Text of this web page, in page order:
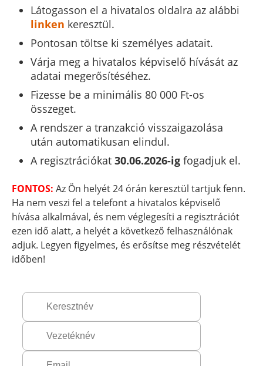
Látogasson el a hivatalos oldalra az alábbi
linken keresztül.
Pontosan töltse ki személyes adatait.
Várja meg a hivatalos képviselő hívását az
adatai megerősítéséhez.
Fizesse be a minimális 80 000 Ft-os
összeget.
A rendszer a tranzakció visszaigazolása
után automatikusan elindul.
A regisztrációkat30.06.2026-igfogadjuk el.
FONTOS: Az Ön helyét 24 órán keresztül tartjuk fenn.
Ha nem veszi fel a telefont a hivatalos képviselő
hívása alkalmával, és nem véglegesíti a regisztrációt
ezen idő alatt, a helyét a következő felhasználónak
adjuk. Legyen figyelmes, és erősítse meg részvételét
időben!